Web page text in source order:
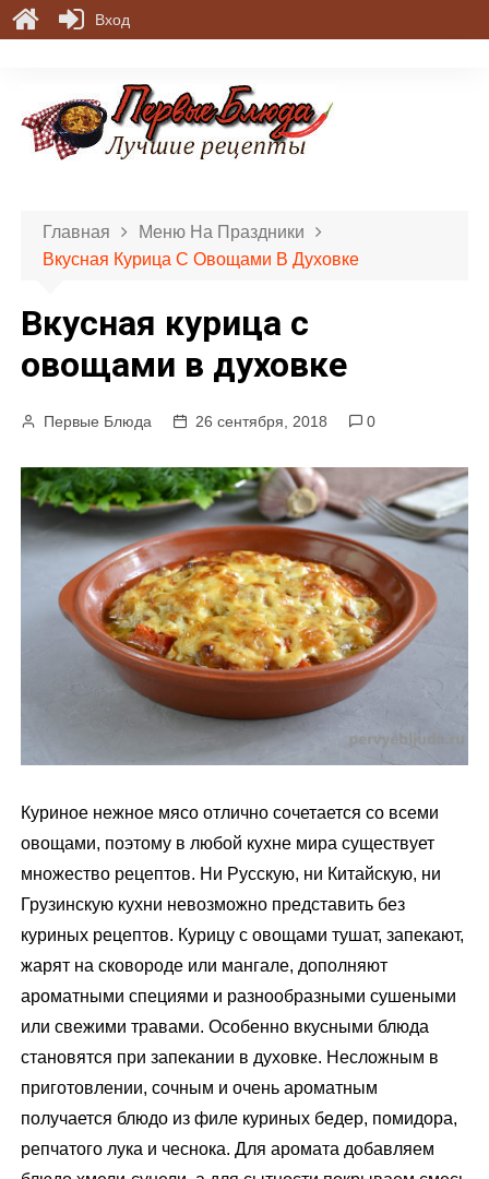
Главная
Меню На Праздники
Вкусная Курица С Овощами В Духовке
Вкусная курица с
овощами в духовке
Первые Блюда 26 сентября, 2018 0
Куриное нежное мясо отлично сочетается со всеми
овощами, поэтому в любой кухне мира существует
множество рецептов. Ни Русскую, ни Китайскую, ни
Грузинскую кухни невозможно представить без
куриных рецептов. Курицу с овощами тушат, запекают,
жарят на сковороде или мангале, дополняют
ароматными специями и разнообразными сушеными
или свежими травами. Особенно вкусными блюда
становятся при запекании в духовке. Несложным в
приготовлении, сочным и очень ароматным
получается блюдо из филе куриных бедер, помидора,
репчатого лука и чеснока. Для аромата добавляем
Вход